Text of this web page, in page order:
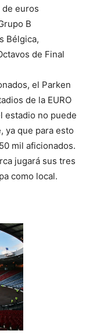
euros
B
Bélgica,
de Final
el Parken
de la EURO
estadio no puede
ya que para esto
mil aficionados.
jugará sus tres
como local.